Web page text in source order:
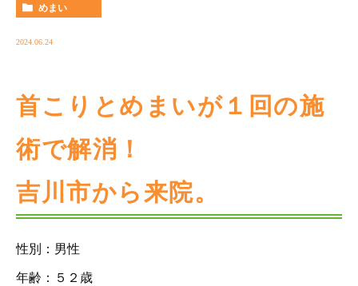
めまい
2024.06.24
首こりとめまいが１回の施
術で解消！
吉川市から来院。
性別：男性
年齢：５２歳